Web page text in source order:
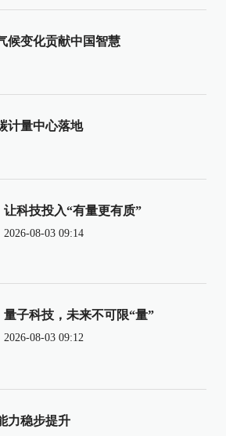
候变化贡献中国智慧
计量中心落地
让科技投入“有量更有质”
2026-08-03 09:14
量子科技，未来不可限“量”
2026-08-03 09:12
力稳步提升